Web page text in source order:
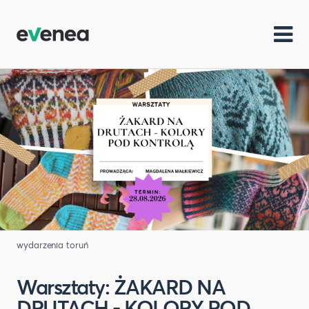
wydarzenia toruń
Warsztaty: ŻAKARD NA